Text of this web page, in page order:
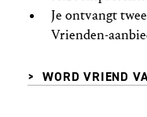
Je ontvangt
Vrienden-
> WORD VRIEND